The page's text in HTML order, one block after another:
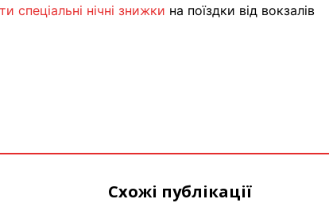
спеціальні нічні знижки на поїздки від вокзалів
Схожі публікації